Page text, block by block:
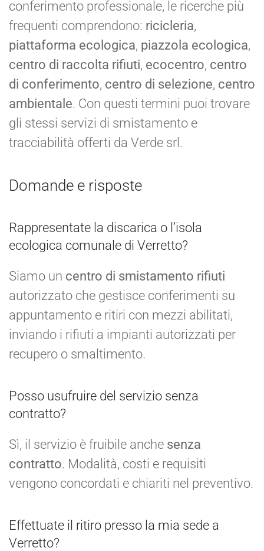
conferimento professionale, le ricerche più
frequenti comprendono: ricicleria,
piattaforma ecologica, piazzola ecologica,
centro di raccolta rifiuti, ecocentro, centro
di conferimento, centro di selezione, centro
ambientale. Con questi termini puoi trovare
gli stessi servizi di smistamento e
tracciabilità offerti da Verde srl.
Domande e risposte
Rappresentate la discarica o l’isola
ecologica comunale di Verretto?
Siamo un centro di smistamento rifiuti
autorizzato che gestisce conferimenti su
appuntamento e ritiri con mezzi abilitati,
inviando i rifiuti a impianti autorizzati per
recupero o smaltimento.
Posso usufruire del servizio senza
contratto?
Sì, il servizio è fruibile anche senza
contratto. Modalità, costi e requisiti
vengono concordati e chiariti nel preventivo.
Effettuate il ritiro presso la mia sede a
Verretto?